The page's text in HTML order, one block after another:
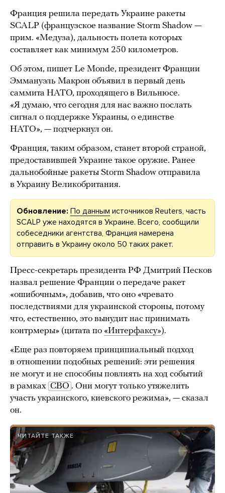
Франция решила передать Украине ракеты
SCALP (французское название Storm Shadow —
прим. «Медуза), дальность полета которых
составляет как минимум 250 километров.
Об этом, пишет Le Monde, президент Франции
Эммануэль Макрон объявил в первый день
саммита НАТО, проходящего в Вильнюсе.
«Я думаю, что сегодня для нас важно послать
сигнал о поддержке Украины, о единстве
НАТО», — подчеркнул он.
Франция, таким образом, станет второй страной,
предоставившей Украине такое оружие. Ранее
дальнобойные ракеты Storm Shadow отправила
в Украину Великобритания.
Обновление: По данным источников Reuters, часть
SCALP уже находятся в Украине. Всего, сообщили
собеседники агентства, Франция намерена
отправить в Украину около 50 таких ракет.
Пресс-секретарь президента РФ Дмитрий Песков
назвал решение Франции о передаче ракет
«ошибочным», добавив, что оно «чревато
последствиями для украинской стороны, потому
что, естественно, это вынудит нас принимать
контрмеры» (цитата по «Интерфаксу»).
«Еще раз повторяем принципиальный подход
в отношении подобных решений: эти решения
не могут и не способны повлиять на ход событий
в рамках СВО . Они могут только утяжелить
участь украинского, киевского режима», — сказал
он.
ЧИТАЙТЕ ТАКЖЕ